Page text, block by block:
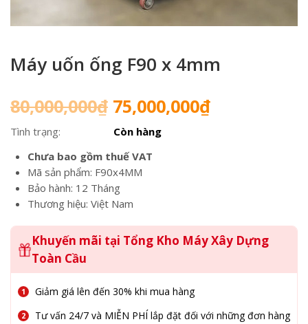
Máy uốn ống F90 x 4mm
80,000,000₫ Giá
gốc
là:
80,000,000₫.
75,000,000₫Giá
Tình trạng:
Còn hàng
Chưa bao gồm thuế VAT
Mã sản phẩm: F90x4MM
Bảo hành: 12 Tháng
Thương hiệu: Việt Nam
Khuyến mãi tại Tổng Kho Máy Xây Dựng
Toàn Cầu
Giảm giá lên đến 30% khi mua hàng
Tư vấn 24/7 và MIỄN PHÍ lắp đặt đối với những đơn hàng